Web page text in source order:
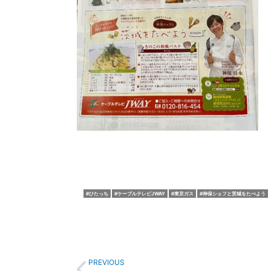
ひたっち ケーブルテレビJWAY 東京ガス 神保シェフと茨城をたべよう
Prev
PREVIOUS